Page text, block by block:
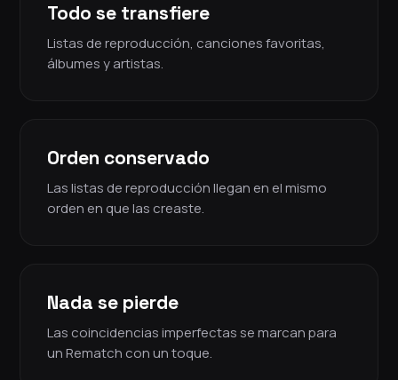
Todo se transfiere
Listas de reproducción, canciones favoritas,
álbumes y artistas.
Orden conservado
Las listas de reproducción llegan en el mismo
orden en que las creaste.
Nada se pierde
Las coincidencias imperfectas se marcan para
un Rematch con un toque.